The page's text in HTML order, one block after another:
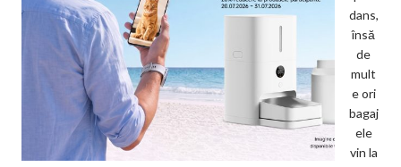
dans,
însă
de
mult
e ori
bagaj
ele
vin la